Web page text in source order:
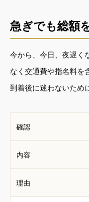
急ぎでも総額
今から、今日、夜遅く
なく交通費や指名料を
到着後に迷わないため
確認
内容
理由